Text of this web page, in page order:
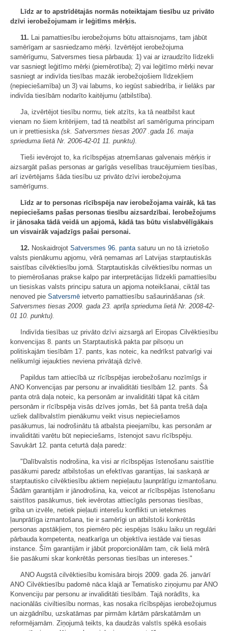
Līdz ar to apstrīdētajās normās noteiktajam tiesību uz privāto
dzīvi ierobežojumam ir leģitīms mērķis.
11. Lai pamattiesību ierobežojums būtu attaisnojams, tam jābūt
samērīgam ar sasniedzamo mērķi. Izvērtējot ierobežojuma
samērīgumu, Satversmes tiesa pārbauda: 1) vai ar izraudzīto līdzekli
var sasniegt leģitīmo mērķi (piemērotība); 2) vai leģitīmo mērķi nevar
sasniegt ar indivīda tiesības mazāk ierobežojošiem līdzekļiem
(nepieciešamība) un 3) vai labums, ko iegūst sabiedrība, ir lielāks par
indivīda tiesībām nodarīto kaitējumu (atbilstība).
Ja, izvērtējot tiesību normu, tiek atzīts, ka tā neatbilst kaut
vienam no šiem kritērijiem, tad tā neatbilst arī samērīguma principam
un ir prettiesiska (sk. Satversmes tiesas 2007 .gada 16 maija
sprieduma lietā Nr. 2006-42-01 11 . punktu)
Tieši ievērojot to, ka rīcībspējas atņemšanas galvenais mērķis ir
aizsargāt pašas personas ar garīgās veselības traucējumiem tiesības,
arī izvērtējams šāda tiesību uz privāto dzīvi ierobežojuma
samērīgums.
Līdz ar to personas rīcībspēja nav ierobežojama vairāk, kā tas
nepieciešams pašas personas tiesību aizsardzībai. Ierobežojums
ir jānosaka tādā veidā un apjomā, kādā tas būtu vislabvēlīgākais
un visvairāk vajadzīgs pašai personai.
12. Noskaidrojot Satversmes 96. panta saturu un no tā izrietošo
valsts pienākumu apjomu, vērā ņemamas arī Latvijas starptautiskās
saistības cilvēktiesību jomā. Starptautiskās cilvēktiesību normas un
to piemērošanas prakse kalpo par interpretācijas līdzekli pamattiesību
un tiesiskas valsts principu satura un apjoma noteikšanai, ciktāl tas
nenoved pie Satversmē ietverto pamattiesību sašaurināšanas (sk.
Satversmes tiesas 2009. gada 23. aprīļa sprieduma lietā Nr. 2008-42-
01 10. punktu).
Indivīda tiesības uz privāto dzīvi aizsargā arī Eiropas Cilvēktiesību
konvencijas 8. pants un Starptautiskā pakta par pilsoņu un
politiskajām tiesībām 17. pants, kas noteic, ka nedrīkst patvarīgi vai
nelikumīgi iejaukties neviena privātajā dzīvē.
Papildus tam attiecībā uz rīcībspējas ierobežošanu nozīmīgs ir
ANO Konvencijas par personu ar invaliditāti tiesībām 12. pants. Šā
panta otrā daļa noteic, ka personām ar invaliditāti tāpat kā citām
personām ir rīcībspēja visās dzīves jomās, bet šā panta trešā daļa
uzliek dalībvalstīm pienākumu veikt visus nepieciešamos
pasākumus, lai nodrošinātu tā atbalsta pieejamību, kas personām ar
invaliditāti varētu būt nepieciešams, īstenojot savu rīcībspēju.
Savukārt 12. panta ceturtā daļa paredz:
"Dalībvalstis nodrošina, ka visi ar rīcībspējas īstenošanu saistītie
pasākumi paredz atbilstošas un efektīvas garantijas, lai saskaņā ar
starptautisko cilvēktiesību aktiem nepieļautu ļaunprātīgu izmantošanu.
Šādām garantijām ir jānodrošina, ka, veicot ar rīcībspējas īstenošanu
saistītos pasākumus, tiek ievērotas attiecīgās personas tiesības,
griba un izvēle, netiek pieļauti interešu konflikti un ietekmes
ļaunprātīga izmantošana, tie ir samērīgi un atbilstoši konkrētās
personas apstākļiem, tos piemēro pēc iespējas īsāku laiku un regulāri
pārbauda kompetenta, neatkarīga un objektīva iestāde vai tiesas
instance. Šīm garantijām ir jābūt proporcionālām tam, cik lielā mērā
šie pasākumi skar konkrētās personas tiesības un intereses."
ANO Augstā cilvēktiesību komisāra birojs 2009. gada 26. janvārī
ANO Cilvēktiesību padomē nāca klajā ar Tematisko ziņojumu par ANO
Konvenciju par personu ar invaliditāti tiesībām. Tajā norādīts, ka
nacionālās civiltiesību normas, kas nosaka rīcībspējas ierobežojumus
un aizgādnību, uzskatāmas par pirmām kārtām pārskatāmām un
reformējamām. Ziņojumā teikts, ka daudzās valstīs spēkā esošais